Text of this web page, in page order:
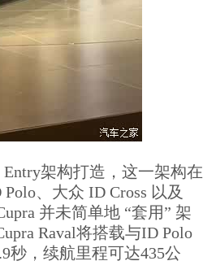
架构打造，这一架构在
、大众 ID Cross 以及
并未简单地 “套用” 架
Raval将搭载与ID Polo
秒，续航里程可达435公